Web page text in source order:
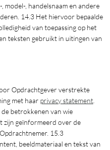
model-, handelsnaam en andere
14.3 Het hiervoor bepaalde
van toepassing op het
teksten gebruikt in uitingen van
Opdrachtgever verstrekte
met haar privacy statement
betrokkenen van wie
zijn geïnformeerd over de
15.3
beeldmateriaal en tekst van